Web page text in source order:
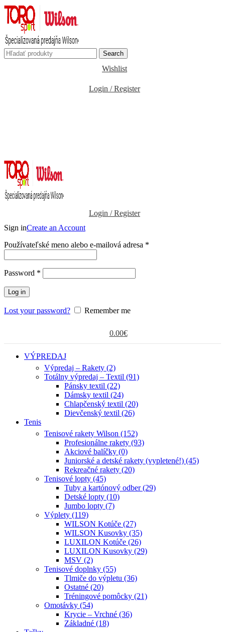
Search
Wishlist
Login / Register
Login / Register
Sign inCreate an Account
Používateľské meno alebo e-mailová adresa *
Password *
Log in
Lost your password? Remember me
0.00€
VÝPREDAJ
Výpredaj – Rakety (2)
Totálny výpredaj – Textil (91)
Pánsky textil (22)
Dámsky textil (24)
Chlapčenský textil (20)
Dievčenský textil (26)
Tenis
Tenisové rakety Wilson (152)
Profesionálne rakety (93)
Akciové balíčky (0)
Juniorské a detské rakety (vypletené!) (45)
Rekreačné rakety (20)
Tenisové lopty (45)
Tuby a kartónový odber (29)
Detské lopty (10)
Jumbo lopty (7)
Výplety (119)
WILSON Kotúče (27)
WILSON Kusovky (35)
LUXILON Kotúče (26)
LUXILON Kusovky (29)
MSV (2)
Tenisové doplnky (55)
Tlmiče do výpletu (36)
Ostatné (20)
Tréningové pomôcky (21)
Omotávky (54)
Krycie – Vrchné (36)
Základné (18)